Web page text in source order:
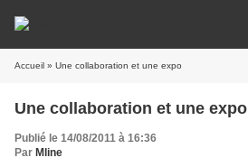
Accueil » Une collaboration et une expo
Une collaboration et une expo
Publié le 14/08/2011 à 16:36
Par Mline